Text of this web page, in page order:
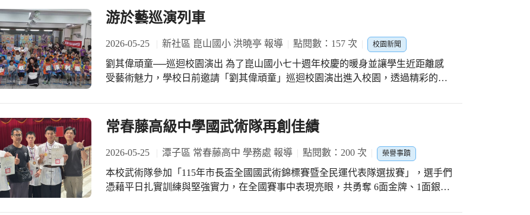
式，帶領學生認識傳統工藝的世界。從早期生活器具的製作，到先民如何運用智慧
與巧思解決生活中的難題，每一項工藝背後都蘊含著珍貴的文化意義與生活經驗。
作者也分享創作《古的工藝有智慧》的理念，希望透過書籍與故事，讓孩子們重新
看見傳統文化的價值，了解古人的智慧其實一直存在於我們的生活之中。 接著，王
牌人物校長也以自身經歷勉勵學生，鼓勵大家保持好奇心與學習熱情。校長表示，
閱讀能打開視野，而工藝則能培養耐心與專注力；唯有願意觀察、思考與體驗，才
妙設計感到十分驚奇，也從分享中學習到文化傳承的重要性。透過這場精彩的講
滿智慧與溫度的「作家有約」活動，在熱烈掌聲中圓滿落幕。相信孩子們在這個美
好的早晨裡，不僅收穫了知識與感動，也將帶著對閱讀與文化的熱愛，繼續探索更
寬廣的世界。
游於藝巡演列車
2026-05-25 新社區 崑山國小 洪曉亭 報導 點閱數：157 次 校園新聞
劉其偉頑童──巡迴校園演出 為了崑山國小七十週年校慶的暖身並讓學生近距離感
受藝術魅力，學校日前邀請「劉其偉頑童」巡迴校園演出進入校園，透過精彩的戲
鮮明的角色扮演與趣味互動，立刻吸引全場學生目光。孩子們隨著劇情投入其中，
不時露出驚喜笑容，現場充滿歡樂與掌聲。 演出中也介紹了劉其偉先生獨特的繪畫
風格與創作精神，讓學生們認識藝術不只是技巧的展現，更是情感與想法的表達。
透過一幅幅色彩鮮豔、充滿想像力的作品，孩子們感受到藝術帶來的溫暖與感動，
也激發了對繪畫與創作的興趣。 此外，活動安排互動問答時間，學生們踴躍參與，
分享自己最喜歡的畫作與感受。有的孩子表示，作品中的色彩讓人覺得快樂；也有
常春藤高級中學國武術隊再創佳績
2026-05-25 潭子區 常春藤高中 學務處 報導 點閱數：200 次 榮譽事蹟
本校武術隊參加「115年市長盃全國國武術錦標賽暨全民運代表隊選拔賽」，選手們
憑藉平日扎實訓練與堅強實力，在全國賽事中表現亮眼，共勇奪 6面金牌、1面銀